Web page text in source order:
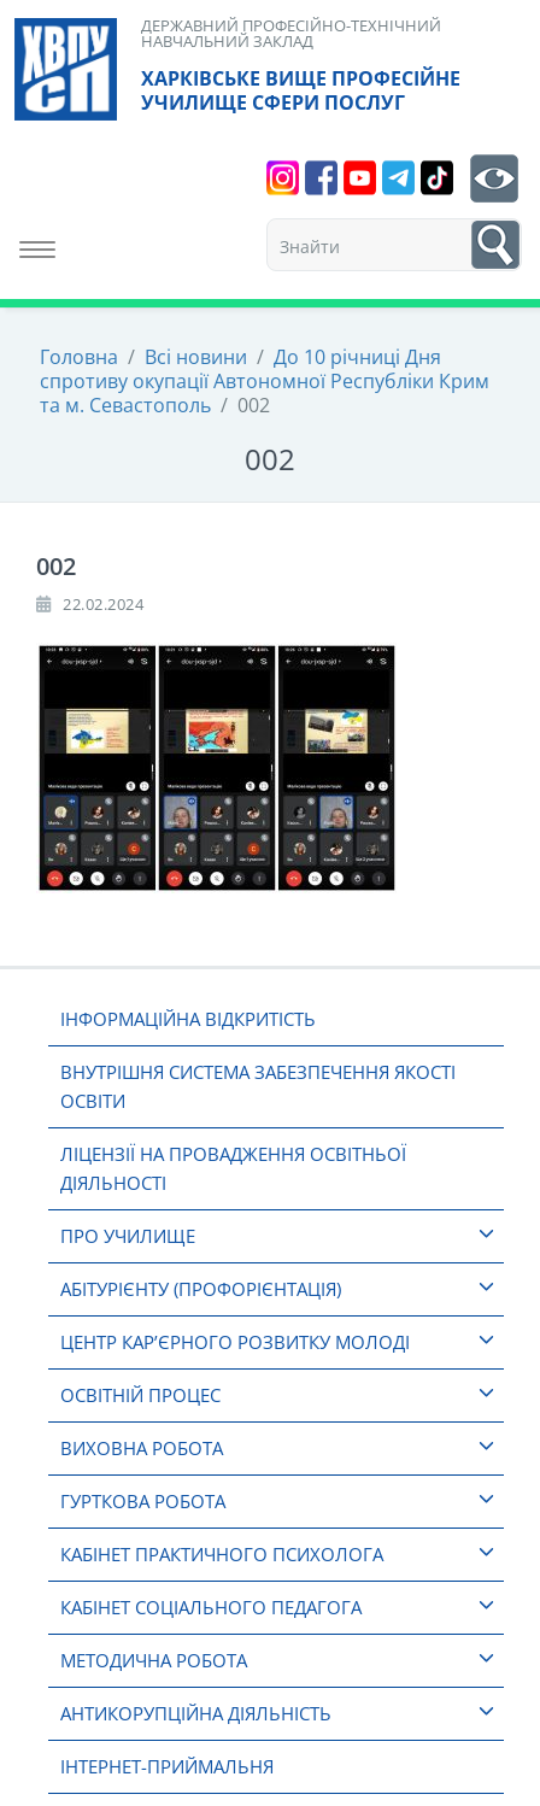
Skip
content
ХАРКІВСЬКЕ ВИЩЕ ПРОФЕСІЙНЕ
УЧИЛИЩЕ СФЕРИ ПОСЛУГ
ДЕРЖАВНИЙ ПРОФЕСІЙНО-ТЕХНІЧНИЙ
НАВЧАЛЬНИЙ ЗАКЛАД
Toggle navigation
1
Головна / Всі новини / До 10 річниці Дня
спротиву окупації Автономної Республіки Крим
та м. Севастополь / 002
002
ІНФОРМАЦІЙНА ВІДКРИТІСТЬ
ВНУТРІШНЯ СИСТЕМА ЗАБЕЗПЕЧЕННЯ ЯКОСТІ
ОСВІТИ
ЛІЦЕНЗІЇ НА ПРОВАДЖЕННЯ ОСВІТНЬОЇ
ДІЯЛЬНОСТІ
ПРО УЧИЛИЩЕ
АБІТУРІЄНТУ (ПРОФОРІЄНТАЦІЯ)
ЦЕНТР КАР’ЄРНОГО РОЗВИТКУ МОЛОДІ
ОСВІТНІЙ ПРОЦЕС
ВИХОВНА РОБОТА
ГУРТКОВА РОБОТА
КАБІНЕТ ПРАКТИЧНОГО ПСИХОЛОГА
КАБІНЕТ СОЦІАЛЬНОГО ПЕДАГОГА
МЕТОДИЧНА РОБОТА
АНТИКОРУПЦІЙНА ДІЯЛЬНІСТЬ
ІНТЕРНЕТ-ПРИЙМАЛЬНЯ
002
22.02.2024